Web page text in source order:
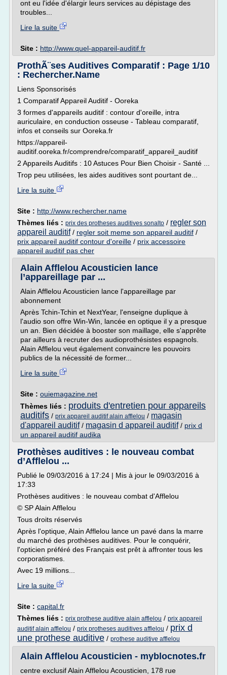
ont eu l'idée d'élargir leurs services au dépistage des
troubles...
Lire la suite
Site : http://www.quel-appareil-auditif.fr
ProthÃ¨ses Auditives Comparatif : Page 1/10
: Rechercher.Name
Liens Sponsorisés
1 Comparatif Appareil Auditif - Ooreka
3 formes d'appareils auditif : contour d'oreille, intra
auriculaire, en conduction osseuse - Tableau comparatif,
infos et conseils sur Ooreka.fr
https://appareil-
auditif.ooreka.fr/comprendre/comparatif_appareil_auditif
2 Appareils Auditifs : 10 Astuces Pour Bien Choisir - Santé ...
Trop peu utilisées, les aides auditives sont pourtant de...
Lire la suite
Site : http://www.rechercher.name
Thèmes liés : prix des protheses auditives sonalto / regler son
appareil auditif/ regler soit meme son appareil auditif /
prix appareil auditif contour d'oreille / prix accessoire
appareil auditif pas cher
Alain Afflelou Acousticien lance
l’appareillage par ...
Alain Afflelou Acousticien lance l'appareillage par
abonnement
Après Tchin-Tchin et NextYear, l'enseigne duplique à
l'audio son offre Win-Win, lancée en optique il y a presque
un an. Bien décidée à booster son maillage, elle s'apprête
par ailleurs à recruter des audioprothésistes espagnols.
Alain Afflelou veut également convaincre les pouvoirs
publics de la nécessité de former...
Lire la suite
Site : ouiemagazine.net
Thèmes liés : produits d'entretien pour appareils
auditifs / prix appareil auditif alain afflelou / magasin
d'appareil auditif/ magasin d appareil auditif/ prix d
un appareil auditif audika
Prothèses auditives : le nouveau combat
d’Afflelou ...
Publié le 09/03/2016 à 17:24 | Mis à jour le 09/03/2016 à
17:33
Prothèses auditives : le nouveau combat d'Afflelou
© SP Alain Afflelou
Tous droits réservés
Après l'optique, Alain Afflelou lance un pavé dans la marre
du marché des prothèses auditives. Pour le conquérir,
l'opticien préféré des Français est prêt à affronter tous les
corporatismes.
Avec 19 millions...
Lire la suite
Site : capital.fr
Thèmes liés : prix prothese auditive alain afflelou / prix appareil
auditif alain afflelou / prix protheses auditives afflelou / prix d
une prothese auditive / prothese auditive afflelou
Alain Afflelou Acousticien - myblocnotes.fr
centre exclusif Alain Afflelou Acousticien, 178 rue